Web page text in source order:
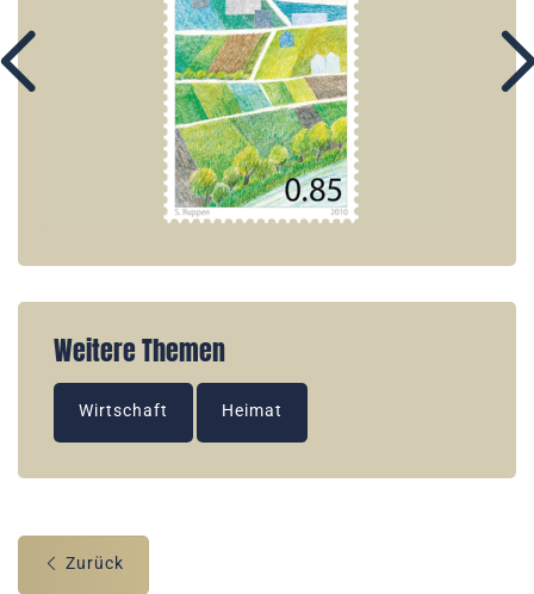
Weitere Themen
Wirtschaft Heimat
Zurück